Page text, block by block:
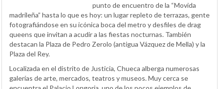
punto de encuentro de la “Movida
madrileña” hasta lo que es hoy: un lugar repleto de terrazas, gente
fotografiándose en su icónica boca del metro y desfiles de drag
queens que invitan a acudir a las fiestas nocturnas. También
destacan la Plaza de Pedro Zerolo (antigua Vázquez de Mella) y la
Plaza del Rey.
Localizada en el distrito de Justicia, Chueca alberga numerosas
galerías de arte, mercados, teatros y museos. Muy cerca se